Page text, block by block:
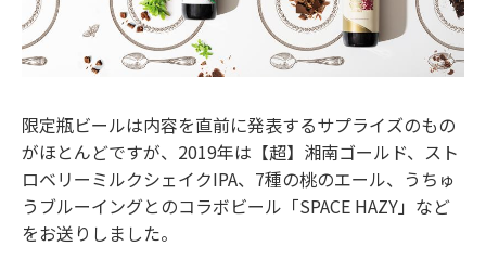
限定瓶ビールは内容を直前に発表するサプライズのもの
がほとんどですが、2019年は【超】湘南ゴールド、スト
ロベリーミルクシェイクIPA、7種の桃のエール、うちゅ
うブルーイングとのコラボビール「SPACE HAZY」など
をお送りしました。